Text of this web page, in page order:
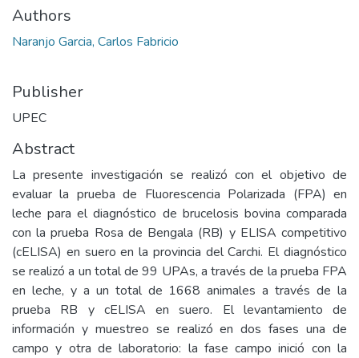
Authors
Naranjo Garcia, Carlos Fabricio
Publisher
UPEC
Abstract
La presente investigación se realizó con el objetivo de
evaluar la prueba de Fluorescencia Polarizada (FPA) en
leche para el diagnóstico de brucelosis bovina comparada
con la prueba Rosa de Bengala (RB) y ELISA competitivo
(cELISA) en suero en la provincia del Carchi. El diagnóstico
se realizó a un total de 99 UPAs, a través de la prueba FPA
en leche, y a un total de 1668 animales a través de la
prueba RB y cELISA en suero. El levantamiento de
información y muestreo se realizó en dos fases una de
campo y otra de laboratorio: la fase campo inició con la